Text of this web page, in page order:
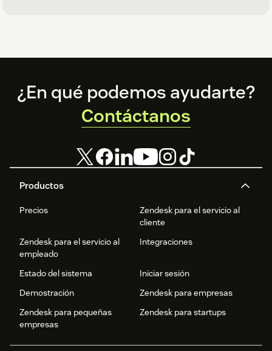
Footer
Productos
Precios
Zendesk para el servicio al
cliente
Zendesk para el servicio al
empleado
Integraciones
Estado del sistema
Iniciar sesión
Demostración
Zendesk para empresas
Zendesk para pequeñas
empresas
Zendesk para startups
¿En qué podemos ayudarte?
Contáctanos